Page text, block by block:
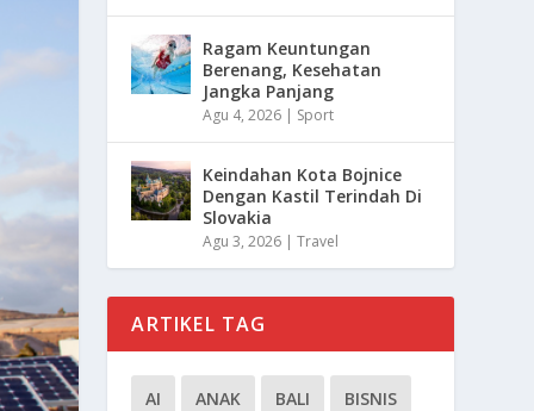
Ragam Keuntungan
Berenang, Kesehatan
Jangka Panjang
Agu 4, 2026 | Sport
Keindahan Kota Bojnice
Dengan Kastil Terindah Di
Slovakia
Agu 3, 2026 |Travel
ARTIKEL TAG
AI ANAK BALI BISNIS